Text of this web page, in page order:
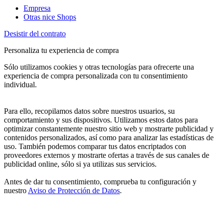
Empresa
Otras nice Shops
Desistir del contrato
Personaliza tu experiencia de compra
Sólo utilizamos cookies y otras tecnologías para ofrecerte una
experiencia de compra personalizada con tu consentimiento
individual.
Para ello, recopilamos datos sobre nuestros usuarios, su
comportamiento y sus dispositivos. Utilizamos estos datos para
optimizar constantemente nuestro sitio web y mostrarte publicidad y
contenidos personalizados, así como para analizar las estadísticas de
uso. También podemos comparar tus datos encriptados con
proveedores externos y mostrarte ofertas a través de sus canales de
publicidad online, sólo si ya utilizas sus servicios.
Antes de dar tu consentimiento, comprueba tu configuración y
nuestro Aviso de Protección de Datos.